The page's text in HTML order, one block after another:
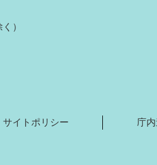
）
サイトポリシー 庁